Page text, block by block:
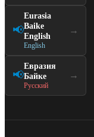
📢
Eurasia
Baike
English
English
→
📢
Евразия
Байке
Русский
→